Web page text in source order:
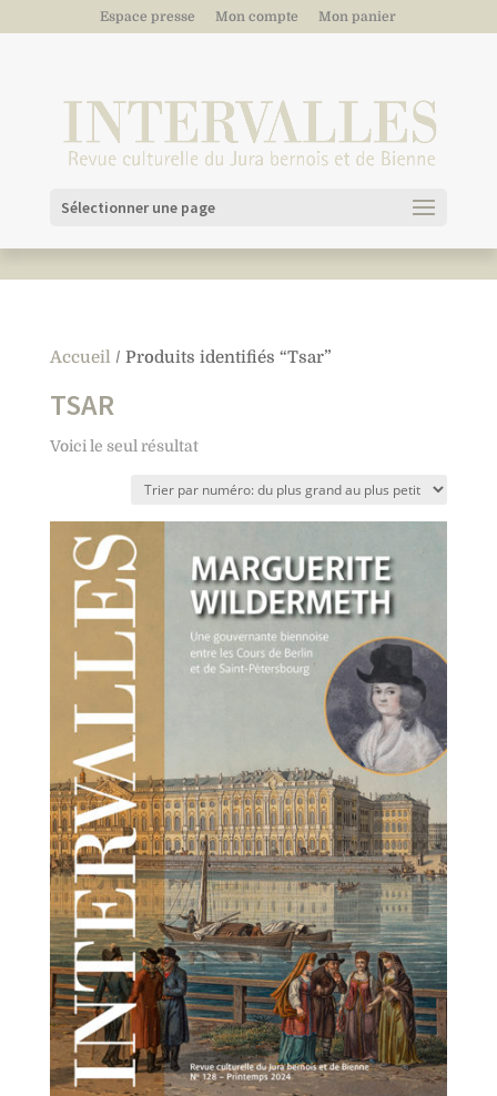
Espace presse Mon compte Mon panier
Sélectionner une page
Accueil/ Produits identifiés “Tsar”
TSAR
Voici le seul résultat